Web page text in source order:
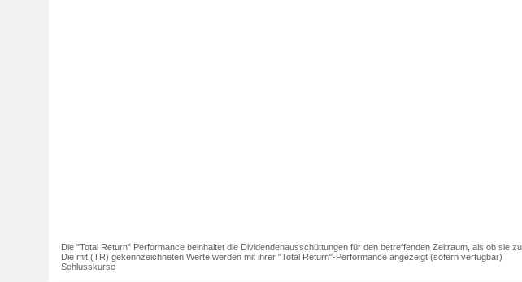
Die "Total Return" Performance beinhaltet die Dividendenausschüttungen für den betreffenden Zeitraum, als ob sie
Die mit (TR) gekennzeichneten Werte werden mit ihrer "Total Return"-Performance angezeigt (sofern verfügbar)
Schlusskurse